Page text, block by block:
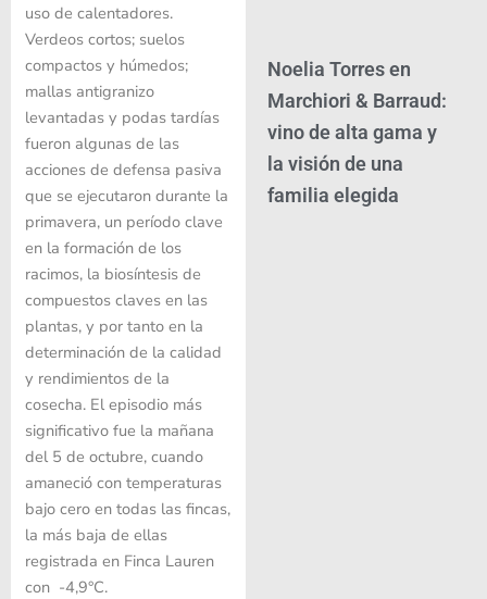
uso de calentadores.
Verdeos cortos; suelos
compactos y húmedos;
mallas antigranizo
levantadas y podas tardías
fueron algunas de las
acciones de defensa pasiva
que se ejecutaron durante la
primavera, un período clave
en la formación de los
racimos, la biosíntesis de
compuestos claves en las
plantas, y por tanto en la
determinación de la calidad
y rendimientos de la
cosecha. El episodio más
significativo fue la mañana
del 5 de octubre, cuando
amaneció con temperaturas
bajo cero en todas las fincas,
la más baja de ellas
registrada en Finca Lauren
con -4,9°C.
Noelia Torres en
Marchiori & Barraud:
vino de alta gama y
la visión de una
familia elegida